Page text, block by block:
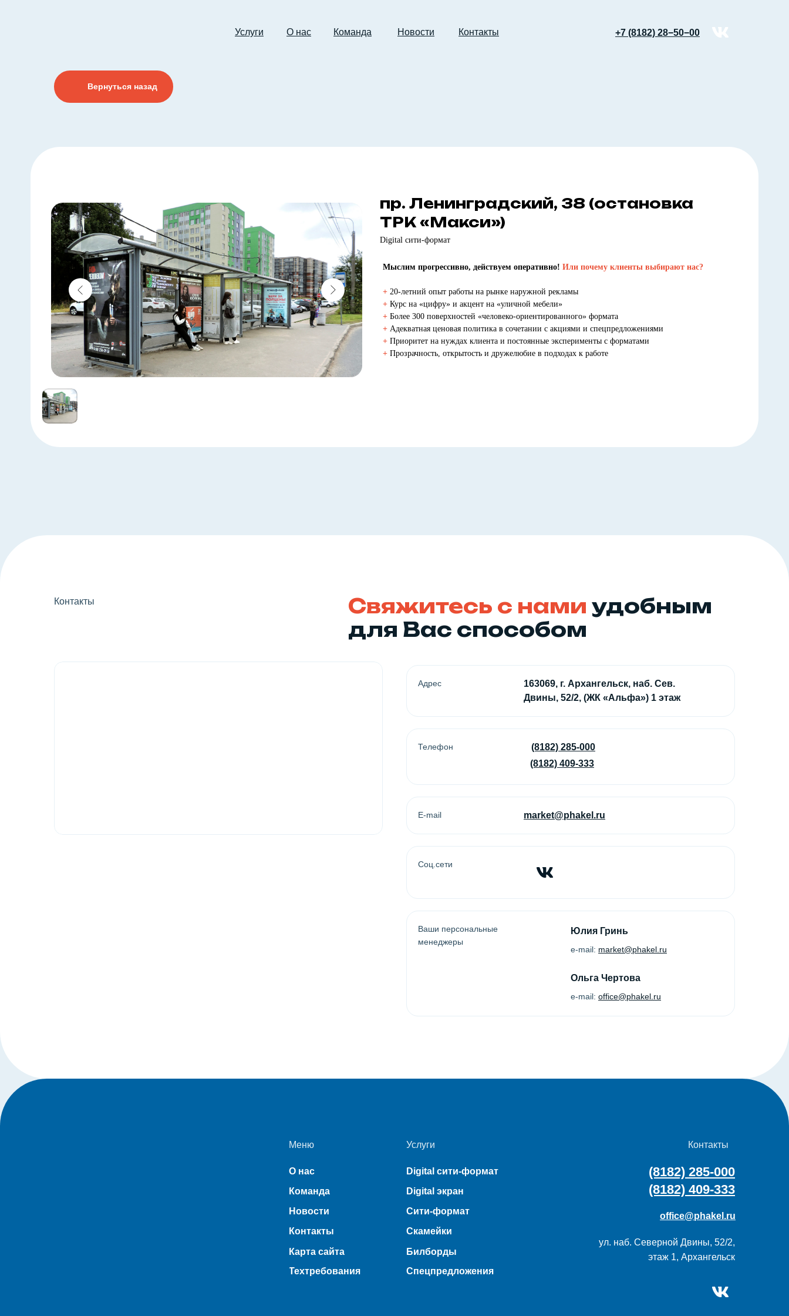
О нас Команда
Услуги Новости Контакты +7 (8182) 28−50−00
Вернуться назад
пр. Ленинградский, 38 (остановка
ТРК «Макси»)
Digital cити-формат
Мыслим прогрессивно, действуем оперативно! Или почему клиенты выбирают нас?
+ 20-летний опыт работы на рынке наружной рекламы
+ Курс на «цифру» и акцент на «уличной мебели»
+ Более 300 поверхностей «человеко-ориентированного» формата
+ Адекватная ценовая политика в сочетании с акциями и спецпредложениями
+ Приоритет на нуждах клиента и постоянные эксперименты с форматами
+ Прозрачность, открытость и дружелюбие в подходах к работе
Адрес
163069, г. Архангельск, наб. Сев.
Двины, 52/2, (ЖК «Альфа») 1 этаж
Телефон
(8182) 285-000
(8182) 409-333
E-mail market@phakel.ru
Coц.сети
Юлия Гринь
e-mail: market@phakel.ru
Ольга Чертова
e-mail: office@phakel.ru
Ваши персональные
менеджеры
Контакты Свяжитесь с нами удобным
для Вас способом
Услуги
Меню Контакты
(8182) 285-000
(8182) 409-333
office@phakel.ru
ул. наб. Северной Двины, 52/2,
этаж 1, Архангельск
Карта сайта
Контакты
Новости
Команда
О нас
Digital сити-формат
Digital экран
Спецпредложения
Техтребования
Билборды
Скамейки
Сити-формат